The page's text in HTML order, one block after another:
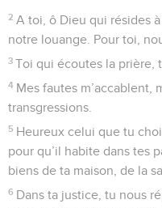
2 A toi, ô Dieu qui résides
notre louange. Pour toi,
3 Toi qui écoutes la prière,
4 Mes fautes m’accablent,
transgressions.
5 Heureux celui que tu
pour qu’il habite dans tes
biens de ta maison, de la
6 Dans ta justice, tu nous